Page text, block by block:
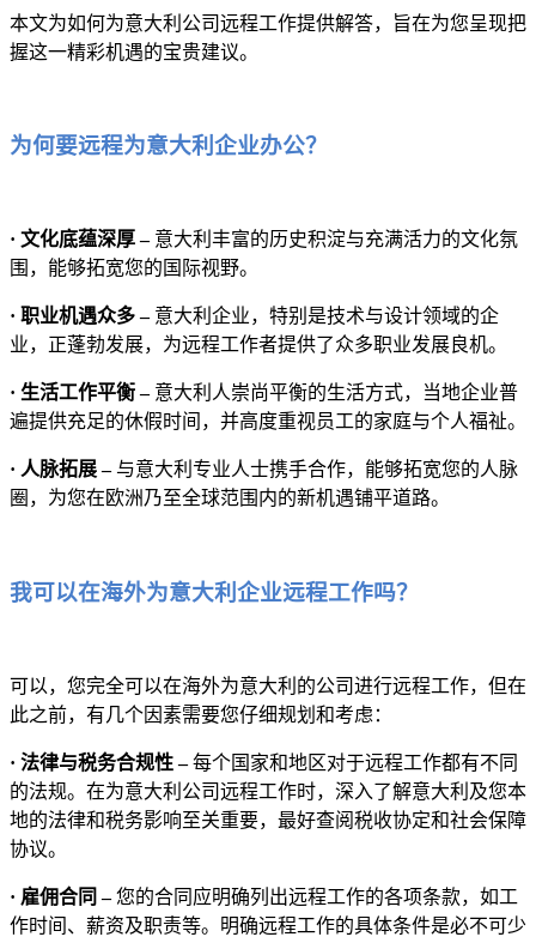
本文为如何为意大利公司远程工作提供解答，旨在为您呈现把
握这一精彩机遇的宝贵建议。
为何要远程为意大利企业办公？
· 文化底蕴深厚 – 意大利丰富的历史积淀与充满活力的文化氛
围，能够拓宽您的国际视野。
· 职业机遇众多 – 意大利企业，特别是技术与设计领域的企
业，正蓬勃发展，为远程工作者提供了众多职业发展良机。
· 生活工作平衡 – 意大利人崇尚平衡的生活方式，当地企业普
遍提供充足的休假时间，并高度重视员工的家庭与个人福祉。
· 人脉拓展 – 与意大利专业人士携手合作，能够拓宽您的人脉
圈，为您在欧洲乃至全球范围内的新机遇铺平道路。
我可以在海外为意大利企业远程工作吗？
可以，您完全可以在海外为意大利的公司进行远程工作，但在
此之前，有几个因素需要您仔细规划和考虑：
· 法律与税务合规性 –每个国家和地区对于远程工作都有不同
的法规。在为意大利公司远程工作时，深入了解意大利及您本
地的法律和税务影响至关重要，最好查阅税收协定和社会保障
协议。
· 雇佣合同 –您的合同应明确列出远程工作的各项条款，如工
作时间、薪资及职责等。明确远程工作的具体条件是必不可少